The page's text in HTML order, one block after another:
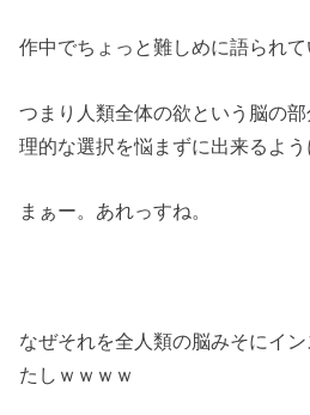
作中でちょっと難しめに語られて
つまり人類全体の欲という脳の
理的な選択を悩まずに出来るよう
まぁー。あれっすね。
なぜそれを全人類の脳みそにイ
たしｗｗｗｗ